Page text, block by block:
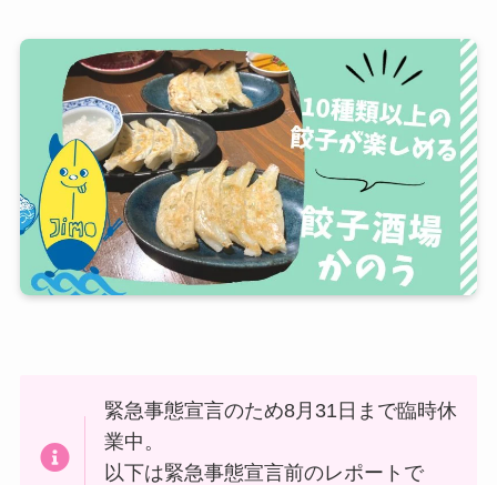
緊急事態宣言のため8月31日まで臨時休
業中。
以下は緊急事態宣言前のレポートで